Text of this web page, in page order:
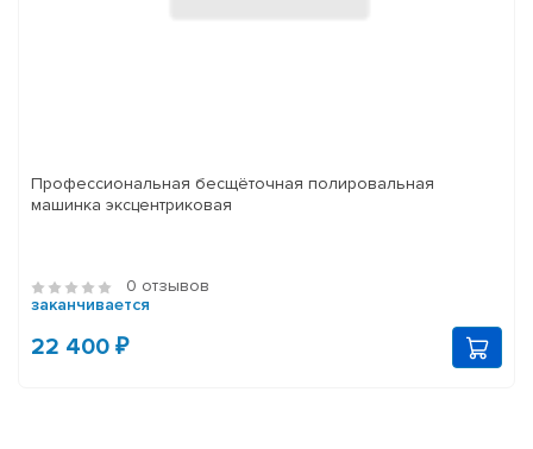
Профессиональная бесщёточная полировальная
машинка эксцентриковая
0 отзывов
заканчивается
22 400 ₽